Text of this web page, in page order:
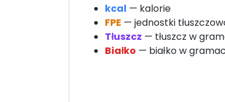
kcal — kalorie
FPE — jednostki
Tłuszcz — tłuszcz w
Białko — białko w